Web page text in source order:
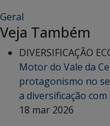
Geral
Veja Também
DIVERSIFICAÇÃO
Motor do Vale da
protagonismo no
a diversificação
18 mar 2026